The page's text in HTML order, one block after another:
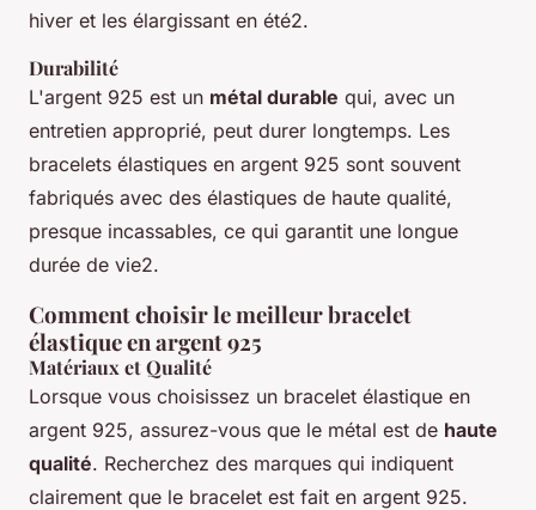
hiver et les élargissant en été2.
Durabilité
L'argent 925 est un métal durable qui, avec un
entretien approprié, peut durer longtemps. Les
bracelets élastiques en argent 925 sont souvent
fabriqués avec des élastiques de haute qualité,
presque incassables, ce qui garantit une longue
durée de vie2.
Comment choisir le meilleur bracelet
élastique en argent 925
Matériaux et Qualité
Lorsque vous choisissez un bracelet élastique en
argent 925, assurez-vous que le métal est de haute
qualité. Recherchez des marques qui indiquent
clairement que le bracelet est fait en argent 925.